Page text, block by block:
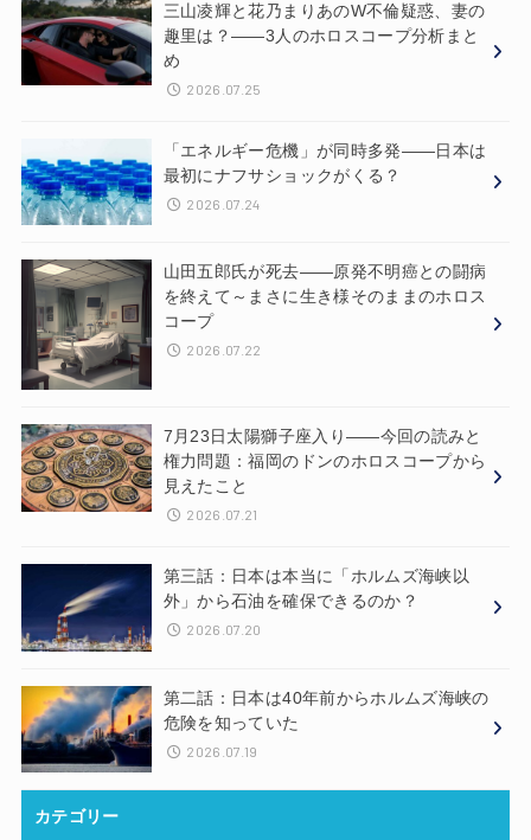
三山凌輝と花乃まりあのW不倫疑惑、妻の
趣里は？——3人のホロスコープ分析まと
め
2026.07.25
「エネルギー危機」が同時多発——日本は
最初にナフサショックがくる？
2026.07.24
山田五郎氏が死去——原発不明癌との闘病
を終えて～まさに生き様そのままのホロス
コープ
2026.07.22
7月23日太陽獅子座入り——今回の読みと
権力問題：福岡のドンのホロスコープから
見えたこと
2026.07.21
第三話：日本は本当に「ホルムズ海峡以
外」から石油を確保できるのか？
2026.07.20
第二話：日本は40年前からホルムズ海峡の
危険を知っていた
2026.07.19
カテゴリー